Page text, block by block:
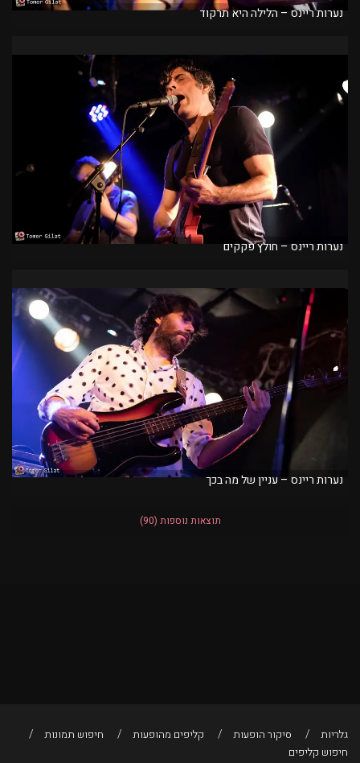
נערות ריינס – הלילה היא תרקוד
נערות ריינס – חולץ פקקים
נערות ריינס – עניין של מה בכך
תוצאות נוספות (90)
גלריות סיקור הופעות קליפים מהופעות
חיפוש תמונות
חיפוש קליפים